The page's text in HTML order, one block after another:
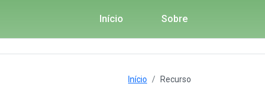
Início Sobre
Início Recurso